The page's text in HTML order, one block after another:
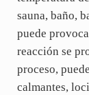
sauna, baño,
puede
reacción se
proceso,
calmantes,